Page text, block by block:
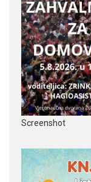
Screenshot